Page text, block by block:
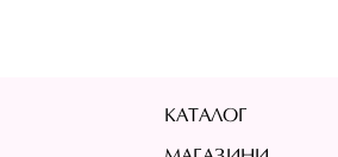
КАТАЛОГ